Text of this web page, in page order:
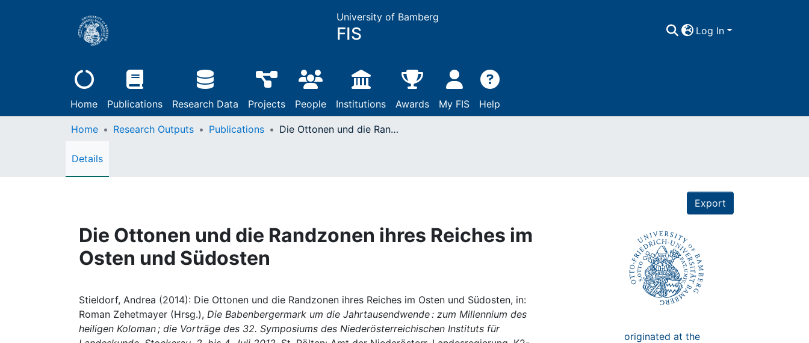
University of Bamberg
FIS Log In
Home Publications Research Data Projects People Institutions Awards My FIS Help
Home Research Outputs Publications Die Ottonen und die Randzonen ihres Reiches im Osten und Südosten
Details
Export
Die Ottonen und die Randzonen ihres Reiches im
Osten und Südosten
Stieldorf, Andrea (2014): Die Ottonen und die Randzonen ihres Reiches im Osten und Südosten, in:
Roman Zehetmayer (Hrsg.), Die Babenbergermark um die Jahrtausendwende : zum Millennium des
heiligen Koloman ; die Vorträge des 32. Symposiums des Niederösterreichischen Instituts für
originated at the